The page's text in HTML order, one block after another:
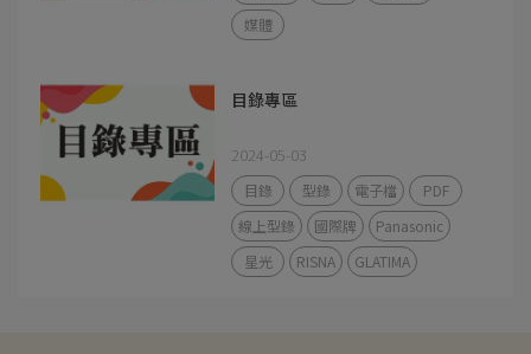
媒體
目錄專區
2024-05-03
目錄 型錄 電子檔
PDF
線上型錄
國際牌
Panasonic
星光
RISNA GLATIMA